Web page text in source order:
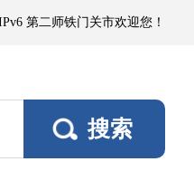
～5级，焉耆垦区风口阵风
第二师铁门关市欢迎您！